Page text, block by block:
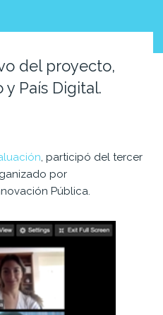
del proyecto,
País Digital.
, participó del tercer
por
Pública.